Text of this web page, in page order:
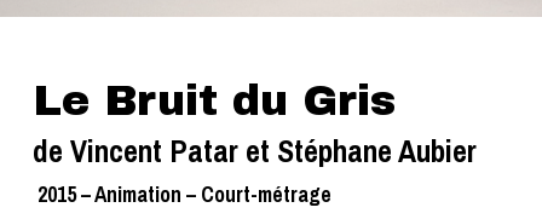
Le Bruit du Gris
de Vincent Patar et Stéphane Aubier
2015 – Animation – Court-métrage